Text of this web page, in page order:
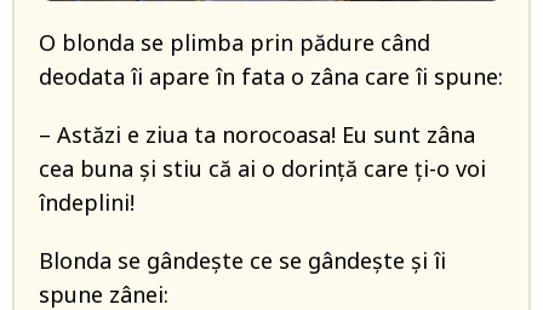
O blonda se plimba prin pădure când
deodata îi apare în fata o zâna care îi spune:
– Astăzi e ziua ta norocoasa! Eu sunt zâna
cea buna și stiu că ai o dorință care ți-o voi
îndeplini!
Blonda se gândește ce se gândește și îi
spune zânei: